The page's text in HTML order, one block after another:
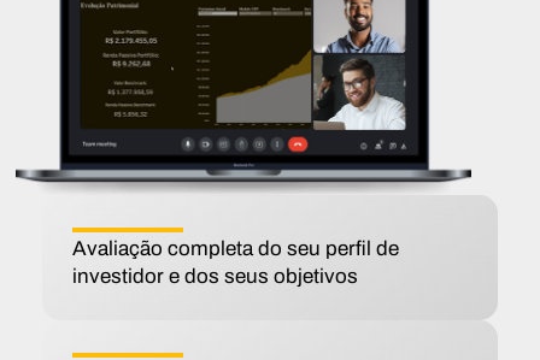
Avaliação completa do seu perfil de
investidor e dos seus objetivos